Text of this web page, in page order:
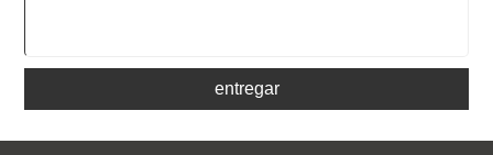
entregar